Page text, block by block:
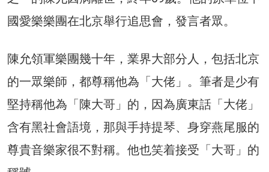
國愛樂樂團在北京舉行追思會，發言者眾。
陳允領軍樂團幾十年，業界大部分人，包括北京
的一眾樂師，都尊稱他為「大佬」。筆者是少有
堅持稱他為「陳大哥」的，因為廣東話「大佬」
含有黑社會語境，那與手持提琴、身穿燕尾服的
尊貴音樂家很不對稱。他也笑着接受「大哥」的